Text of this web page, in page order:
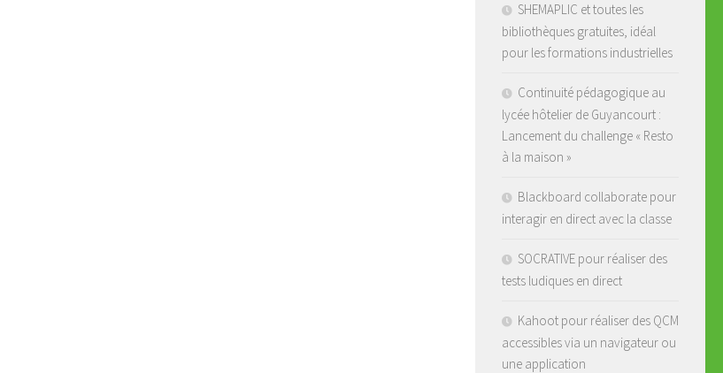
SHEMAPLIC et toutes les
bibliothèques gratuites, idéal
pour les formations industrielles
Continuité pédagogique au
lycée hôtelier de Guyancourt :
Lancement du challenge « Resto
à la maison »
Blackboard collaborate pour
interagir en direct avec la classe
SOCRATIVE pour réaliser des
tests ludiques en direct
Kahoot pour réaliser des QCM
accessibles via un navigateur ou
une application